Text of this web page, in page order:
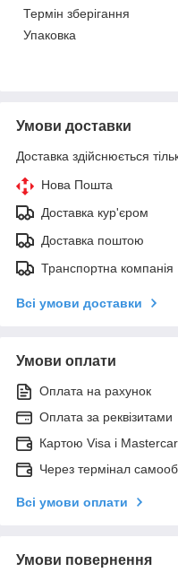
Термін зберігання
Упаковка
Умови доставки
Доставка здійснюється
Нова Пошта
Доставка кур'єром
Доставка поштою
Транспортна компанія
Всі умови доставки
Умови оплати
Оплата на рахунок
Оплата за реквізитами
Картою Visa і
Через термінал
Всі умови оплати
Умови повернення